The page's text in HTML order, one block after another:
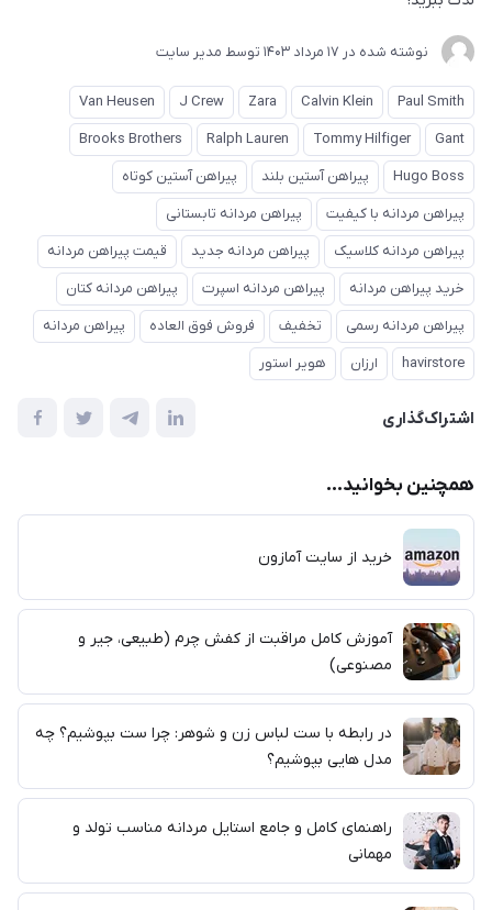
نوشته شده در 17 مرداد 1403 توسط مدیر سایت
Paul Smith
Calvin Klein
Zara
J Crew
Van Heusen
Gant
Tommy Hilfiger
Ralph Lauren
Brooks Brothers
Hugo Boss
پیراهن آستین بلند
پیراهن آستین کوتاه
پیراهن مردانه با کیفیت
پیراهن مردانه تابستانی
پیراهن مردانه کلاسیک
پیراهن مردانه جدید
قیمت پیراهن مردانه
خرید پیراهن مردانه
پیراهن مردانه اسپرت
پیراهن مردانه کتان
پیراهن مردانه رسمی
تخفیف فروش فوق العاده
پیراهن مردانه
havirstore
ارزان هویر استور
اشتراک‌گذاری
همچنین بخوانید...
خرید از سایت آمازون
آموزش کامل مراقبت از کفش چرم (طبیعی، جیر و
مصنوعی)
در رابطه با ست لباس زن و شوهر: چرا ست بپوشیم؟ چه
مدل هایی بپوشیم؟
راهنمای کامل و جامع استایل مردانه مناسب تولد و
مهمانی